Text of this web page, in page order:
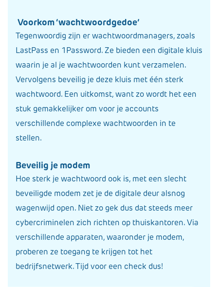
Voorkom ‘wachtwoordgedoe’
Tegenwoordig zijn er wachtwoordmanagers, zoals
LastPass en 1Password. Ze bieden een digitale kluis
waarin je al je wachtwoorden kunt verzamelen.
Vervolgens beveilig je deze kluis met één sterk
wachtwoord. Een uitkomst, want zo wordt het een
stuk gemakkelijker om voor je accounts
verschillende complexe wachtwoorden in te
stellen.
Beveilig je modem
Hoe sterk je wachtwoord ook is, met een slecht
beveiligde modem zet je de digitale deur alsnog
wagenwijd open. Niet zo gek dus dat steeds meer
cybercriminelen zich richten op thuiskantoren. Via
verschillende apparaten, waaronder je modem,
proberen ze toegang te krijgen tot het
bedrijfsnetwerk. Tijd voor een check dus!